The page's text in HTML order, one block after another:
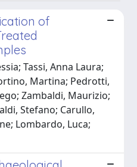
of
Tassi, Anna Laura;
Martina; Pedrotti,
Zambaldi, Maurizio;
Stefano; Carullo,
Lombardo, Luca;